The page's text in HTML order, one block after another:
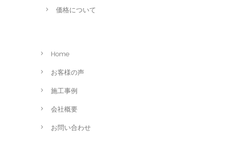
価格について
Home
お客様の声
施工事例
会社概要
お問い合わせ